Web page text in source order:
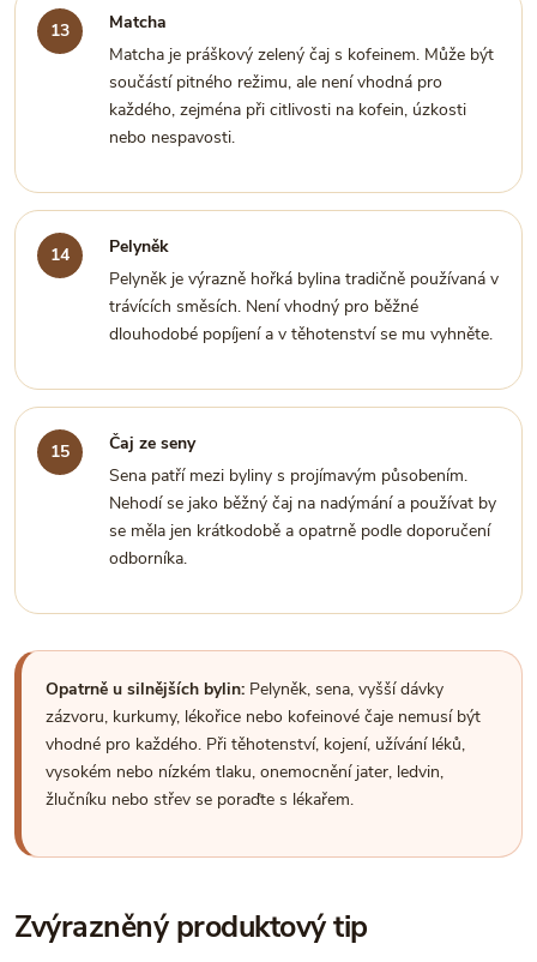
Matcha
Matcha je práškový zelený čaj s kofeinem. Může být
součástí pitného režimu, ale není vhodná pro
každého, zejména při citlivosti na kofein, úzkosti
nebo nespavosti.
Pelyněk
Pelyněk je výrazně hořká bylina tradičně používaná v
trávících směsích. Není vhodný pro běžné
dlouhodobé popíjení a v těhotenství se mu vyhněte.
Čaj ze seny
Sena patří mezi byliny s projímavým působením.
Nehodí se jako běžný čaj na nadýmání a používat by
se měla jen krátkodobě a opatrně podle doporučení
odborníka.
Opatrně u silnějších bylin: Pelyněk, sena, vyšší dávky
zázvoru, kurkumy, lékořice nebo kofeinové čaje nemusí být
vhodné pro každého. Při těhotenství, kojení, užívání léků,
vysokém nebo nízkém tlaku, onemocnění jater, ledvin,
žlučníku nebo střev se poraďte s lékařem.
Zvýrazněný produktový tip